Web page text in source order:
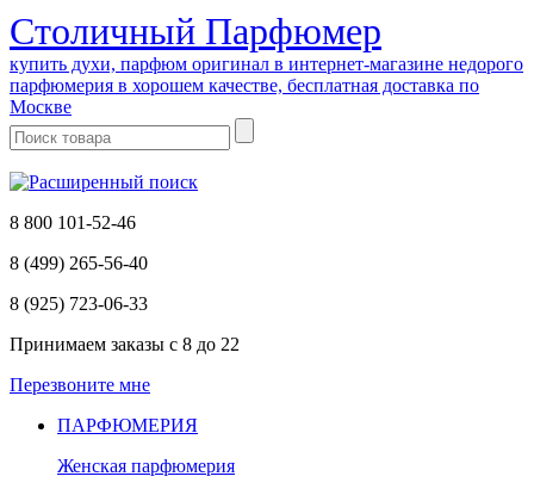
Cтоличный Парфюмер
купить духи, парфюм оригинал в интернет-магазине недорого
парфюмерия в хорошем качестве, бесплатная доставка по
Москве
8 800 101-52-46
8 (499) 265-56-40
8 (925) 723-06-33
Принимаем заказы с 8 до 22
Перезвоните мне
ПАРФЮМЕРИЯ
Женская парфюмерия